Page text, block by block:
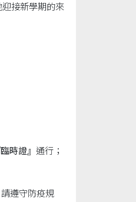
接新學期的來
臨時證』 通行；
遵守防疫規